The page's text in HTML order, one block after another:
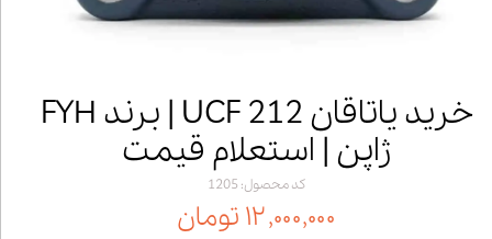
خرید یاتاقان UCF 212 | برند FYH
ژاپن | استعلام قیمت
کد محصول: 1205
۱۲,۰۰۰,۰۰۰ تومان